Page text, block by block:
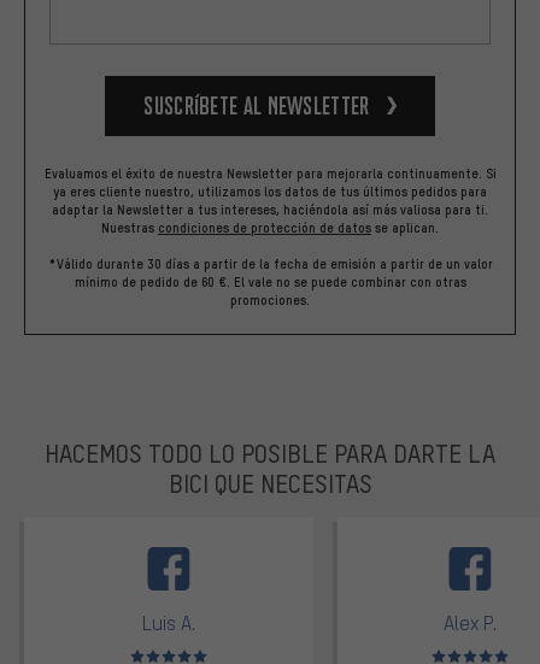
Suscríbete al newsletter
Evaluamos el éxito de nuestra Newsletter para mejorarla continuamente. Si
ya eres cliente nuestro, utilizamos los datos de tus últimos pedidos para
adaptar la Newsletter a tus intereses, haciéndola así más valiosa para ti.
Nuestras condiciones de protección de datos se aplican.
*Válido durante 30 días a partir de la fecha de emisión a partir de un valor
mínimo de pedido de 60 €. El vale no se puede combinar con otras
promociones.
HACEMOS TODO LO POSIBLE PARA DARTE LA
BICI QUE NECESITAS
Luis A.
Valoración media: 5 de 5
Alex P.
Valoración